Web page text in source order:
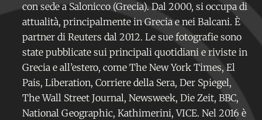
con sede a Salonicco (Grecia). Dal 2000, si occupa di
attualità, principalmente in Grecia e nei Balcani. È
partner di Reuters dal 2012. Le sue fotografie sono
state pubblicate sui principali quotidiani e riviste in
Grecia e all’estero, come The New York Times, El
Pais, Liberation, Corriere della Sera, Der Spiegel,
The Wall Street Journal, Newsweek, Die Zeit, BBC,
National Geographic, Kathimerini, VICE. Nel 2016 è